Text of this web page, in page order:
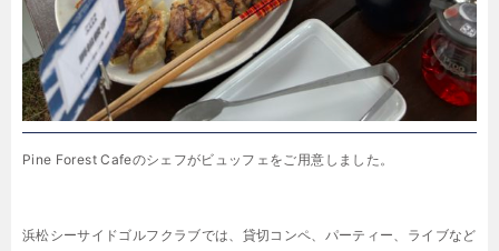
Pine Forest Cafeのシェフがビュッフェをご用意しました。
浜松シーサイドゴルフクラブでは、貸切コンペ、パーティー、ライブなど